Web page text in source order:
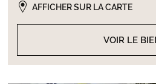
VOIR LE
AFFICHER SUR LA CARTE